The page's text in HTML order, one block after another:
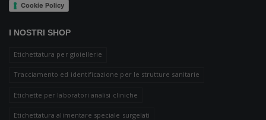
Cookie Policy
I NOSTRI SHOP
Etichettatura per gioiellerie
Tracciamento ed identificazione per le strutture sanitarie
Etichette per laboratori analisi cliniche
Etichettatura alimentare speciale surgelati